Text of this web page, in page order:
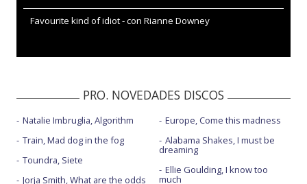
Favourite kind of idiot - con Rianne Downey
PRO. NOVEDADES DISCOS
Natalie Imbruglia, Algorithm
Train, Mad dog in the fog
Toundra, Siete
Jorja Smith, What are the odds
Europe, Come this madness
Alabama Shakes, I must be
dreaming
Ellie Goulding, I know too
much